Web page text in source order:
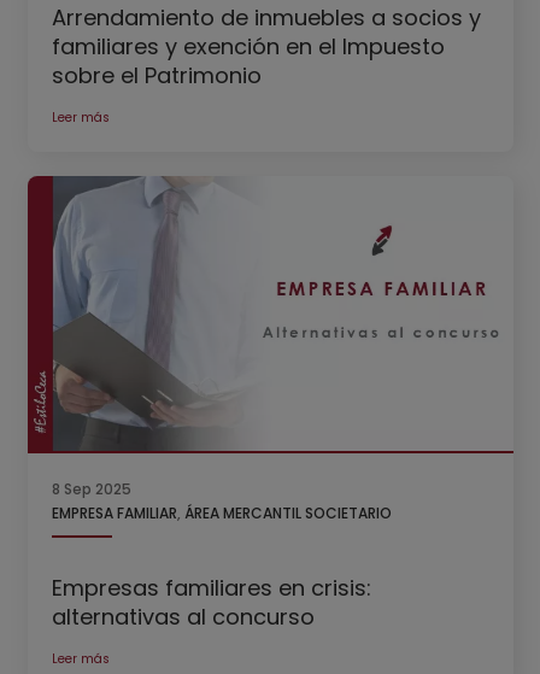
Arrendamiento de inmuebles a socios y
familiares y exención en el Impuesto
sobre el Patrimonio
Leer más
8 Sep 2025
EMPRESA FAMILIAR, ÁREA MERCANTIL SOCIETARIO
Empresas familiares en crisis:
alternativas al concurso
Leer más